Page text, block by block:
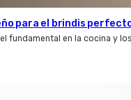
para el brindis
fundamental en la cocina y